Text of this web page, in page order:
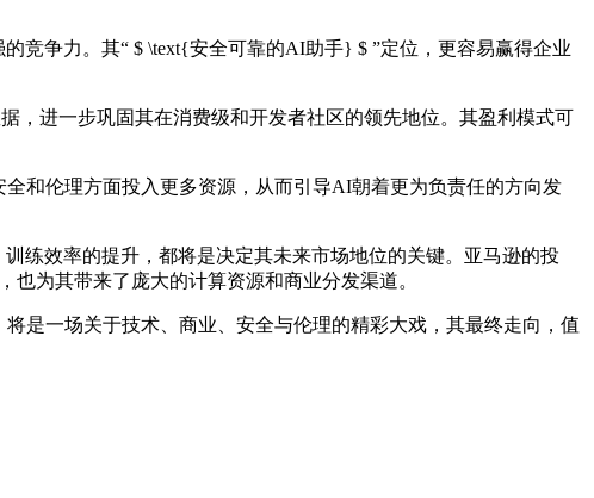
竞争力。其“ $ \text{安全可靠的AI助手} $ ”定位，更容易赢得企业
，进一步巩固其在消费级和开发者社区的领先地位。其盈利模式可
和伦理方面投入更多资源，从而引导AI朝着更为负责任的方向发
练效率的提升，都将是决定其未来市场地位的关键。亚马逊的投
为其带来了庞大的计算资源和商业分发渠道。
是一场关于技术、商业、安全与伦理的精彩大戏，其最终走向，值